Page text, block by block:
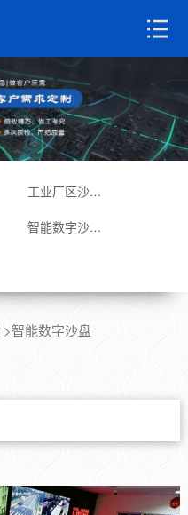
工业厂区沙盘
智能数字沙盘
>智能数字沙盘